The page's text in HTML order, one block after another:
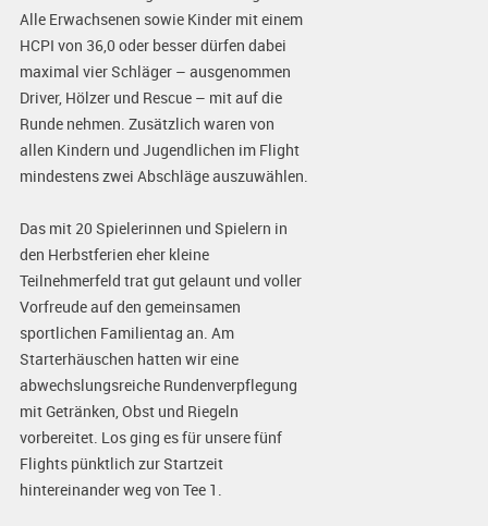
Alle Erwachsenen sowie Kinder mit einem
HCPI von 36,0 oder besser dürfen dabei
maximal vier Schläger – ausgenommen
Driver, Hölzer und Rescue – mit auf die
Runde nehmen. Zusätzlich waren von
allen Kindern und Jugendlichen im Flight
mindestens zwei Abschläge auszuwählen.
Das mit 20 Spielerinnen und Spielern in
den Herbstferien eher kleine
Teilnehmerfeld trat gut gelaunt und voller
Vorfreude auf den gemeinsamen
sportlichen Familientag an. Am
Starterhäuschen hatten wir eine
abwechslungsreiche Rundenverpflegung
mit Getränken, Obst und Riegeln
vorbereitet. Los ging es für unsere fünf
Flights pünktlich zur Startzeit
hintereinander weg von Tee 1.